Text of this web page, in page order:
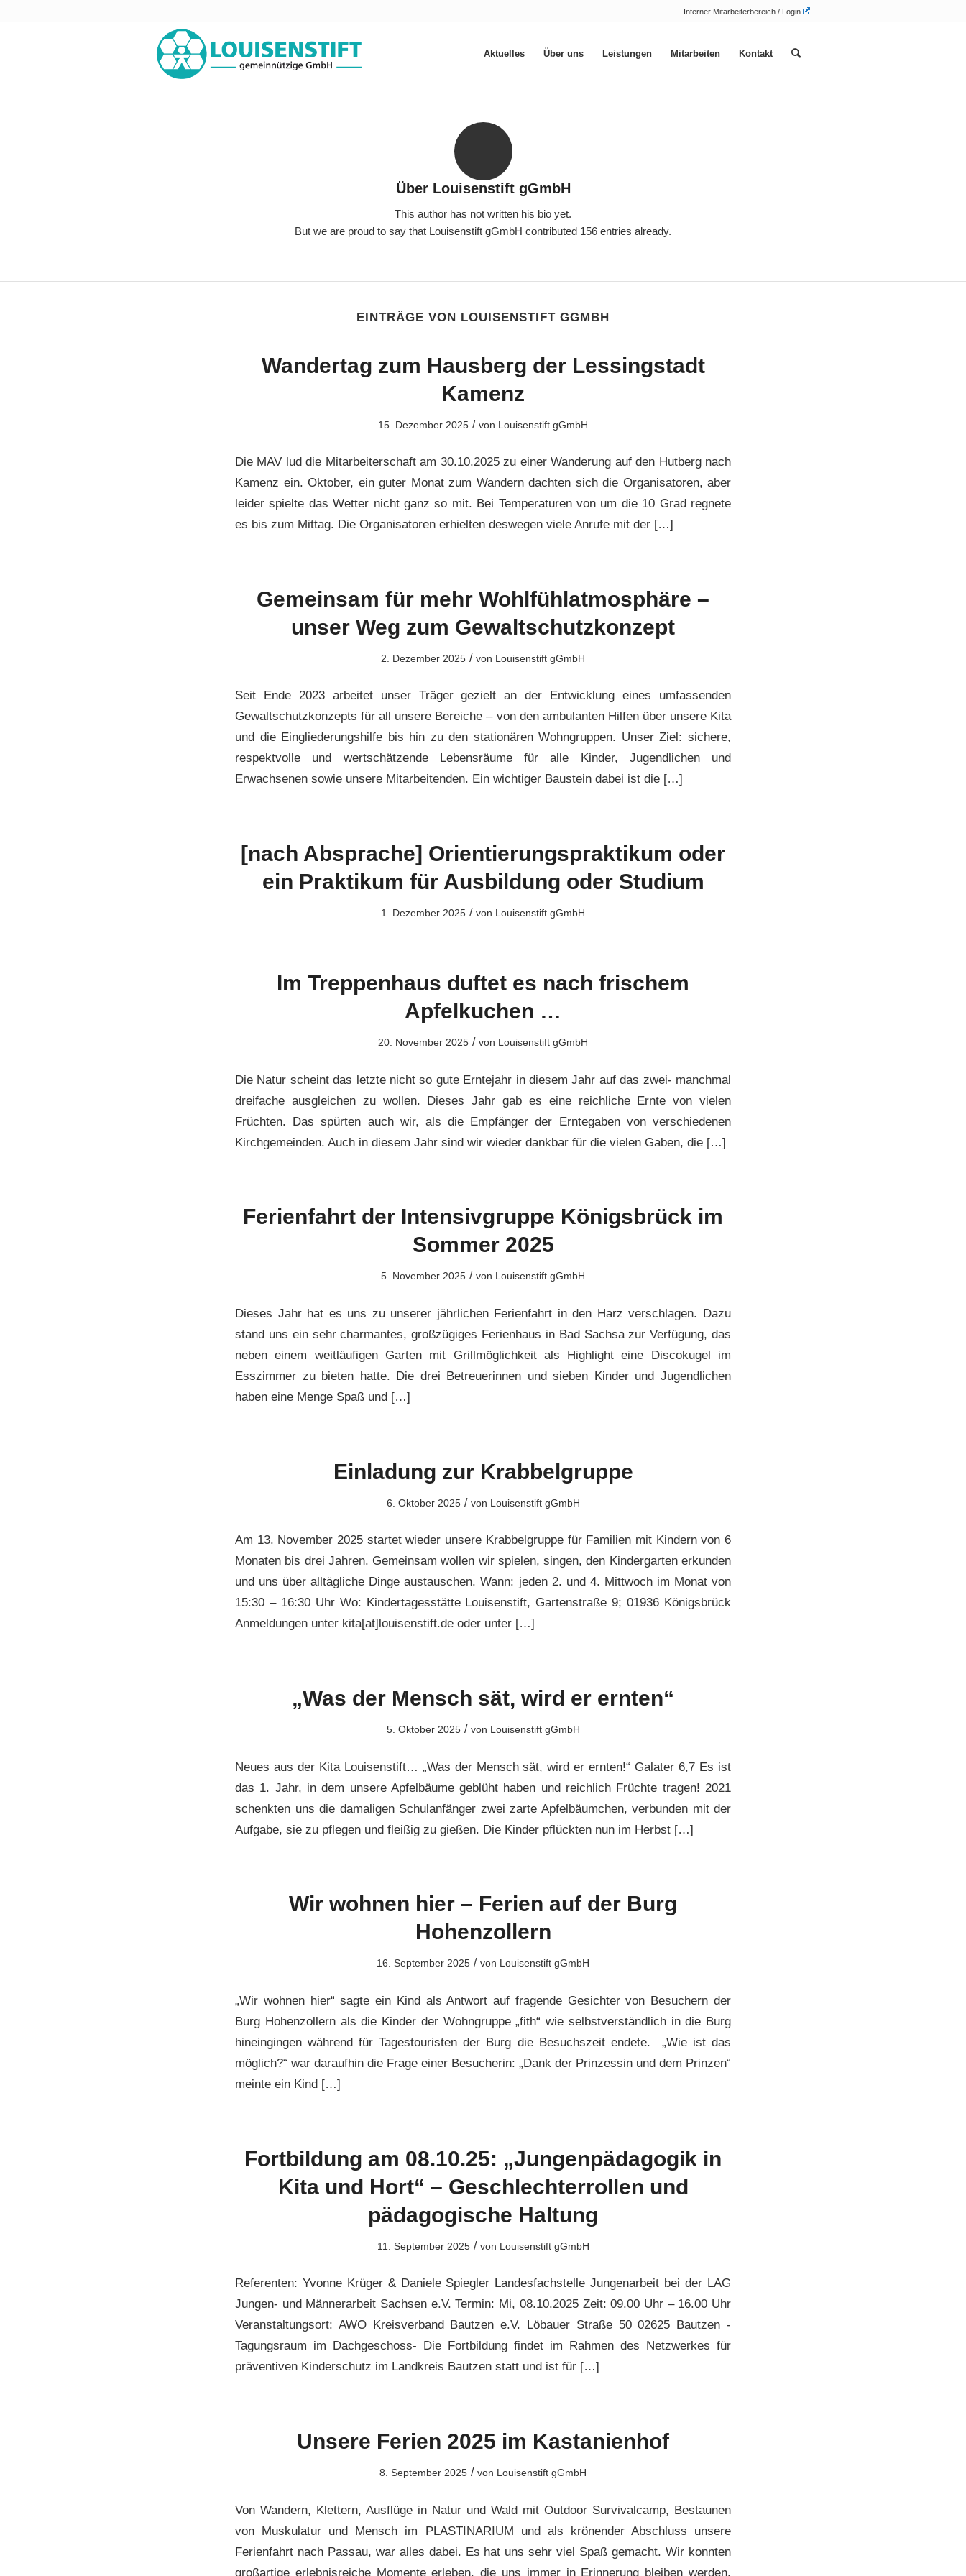
Interner Mitarbeiterbereich / Login
Aktuelles Über uns Leistungen Mitarbeiten Kontakt
Über Louisenstift gGmbH
This author has not written his bio yet.
But we are proud to say that Louisenstift gGmbH contributed 156 entries already.
EINTRÄGE VON LOUISENSTIFT GGMBH
Wandertag zum Hausberg der Lessingstadt
Kamenz
15. Dezember 2025 / von Louisenstift gGmbH
Die MAV lud die Mitarbeiterschaft am 30.10.2025 zu einer Wanderung auf den Hutberg nach
Kamenz ein. Oktober, ein guter Monat zum Wandern dachten sich die Organisatoren, aber
leider spielte das Wetter nicht ganz so mit. Bei Temperaturen von um die 10 Grad regnete
es bis zum Mittag. Die Organisatoren erhielten deswegen viele Anrufe mit der […]
Gemeinsam für mehr Wohlfühlatmosphäre –
unser Weg zum Gewaltschutzkonzept
2. Dezember 2025 / von Louisenstift gGmbH
Seit Ende 2023 arbeitet unser Träger gezielt an der Entwicklung eines umfassenden
Gewaltschutzkonzepts für all unsere Bereiche – von den ambulanten Hilfen über unsere Kita
und die Eingliederungshilfe bis hin zu den stationären Wohngruppen. Unser Ziel: sichere,
respektvolle und wertschätzende Lebensräume für alle Kinder, Jugendlichen und
Erwachsenen sowie unsere Mitarbeitenden. Ein wichtiger Baustein dabei ist die […]
[nach Absprache] Orientierungspraktikum oder
ein Praktikum für Ausbildung oder Studium
1. Dezember 2025 / von Louisenstift gGmbH
Im Treppenhaus duftet es nach frischem
Apfelkuchen …
20. November 2025 / von Louisenstift gGmbH
Die Natur scheint das letzte nicht so gute Erntejahr in diesem Jahr auf das zwei- manchmal
dreifache ausgleichen zu wollen. Dieses Jahr gab es eine reichliche Ernte von vielen
Früchten. Das spürten auch wir, als die Empfänger der Erntegaben von verschiedenen
Kirchgemeinden. Auch in diesem Jahr sind wir wieder dankbar für die vielen Gaben, die […]
Ferienfahrt der Intensivgruppe Königsbrück im
Sommer 2025
5. November 2025 / von Louisenstift gGmbH
Dieses Jahr hat es uns zu unserer jährlichen Ferienfahrt in den Harz verschlagen. Dazu
stand uns ein sehr charmantes, großzügiges Ferienhaus in Bad Sachsa zur Verfügung, das
neben einem weitläufigen Garten mit Grillmöglichkeit als Highlight eine Discokugel im
Esszimmer zu bieten hatte. Die drei Betreuerinnen und sieben Kinder und Jugendlichen
haben eine Menge Spaß und […]
Einladung zur Krabbelgruppe
6. Oktober 2025 / von Louisenstift gGmbH
Am 13. November 2025 startet wieder unsere Krabbelgruppe für Familien mit Kindern von 6
Monaten bis drei Jahren. Gemeinsam wollen wir spielen, singen, den Kindergarten erkunden
und uns über alltägliche Dinge austauschen. Wann: jeden 2. und 4. Mittwoch im Monat von
15:30 – 16:30 Uhr Wo: Kindertagesstätte Louisenstift, Gartenstraße 9; 01936 Königsbrück
Anmeldungen unter kita[at]louisenstift.de oder unter […]
„Was der Mensch sät, wird er ernten“
5. Oktober 2025 / von Louisenstift gGmbH
Neues aus der Kita Louisenstift… „Was der Mensch sät, wird er ernten!“ Galater 6,7 Es ist
das 1. Jahr, in dem unsere Apfelbäume geblüht haben und reichlich Früchte tragen! 2021
schenkten uns die damaligen Schulanfänger zwei zarte Apfelbäumchen, verbunden mit der
Aufgabe, sie zu pflegen und fleißig zu gießen. Die Kinder pflückten nun im Herbst […]
Wir wohnen hier – Ferien auf der Burg
Hohenzollern
16. September 2025 / von Louisenstift gGmbH
„Wir wohnen hier“ sagte ein Kind als Antwort auf fragende Gesichter von Besuchern der
Burg Hohenzollern als die Kinder der Wohngruppe „fith“ wie selbstverständlich in die Burg
hineingingen während für Tagestouristen der Burg die Besuchszeit endete. „Wie ist das
möglich?“ war daraufhin die Frage einer Besucherin: „Dank der Prinzessin und dem Prinzen“
meinte ein Kind […]
Fortbildung am 08.10.25: „Jungenpädagogik in
Kita und Hort“ – Geschlechterrollen und
pädagogische Haltung
11. September 2025 / von Louisenstift gGmbH
Referenten: Yvonne Krüger & Daniele Spiegler Landesfachstelle Jungenarbeit bei der LAG
Jungen- und Männerarbeit Sachsen e.V. Termin: Mi, 08.10.2025 Zeit: 09.00 Uhr – 16.00 Uhr
Veranstaltungsort: AWO Kreisverband Bautzen e.V. Löbauer Straße 50 02625 Bautzen -
Tagungsraum im Dachgeschoss- Die Fortbildung findet im Rahmen des Netzwerkes für
präventiven Kinderschutz im Landkreis Bautzen statt und ist für […]
Unsere Ferien 2025 im Kastanienhof
8. September 2025 / von Louisenstift gGmbH
Von Wandern, Klettern, Ausflüge in Natur und Wald mit Outdoor Survivalcamp, Bestaunen
von Muskulatur und Mensch im PLASTINARIUM und als krönender Abschluss unsere
Ferienfahrt nach Passau, war alles dabei. Es hat uns sehr viel Spaß gemacht. Wir konnten
großartige erlebnisreiche Momente erleben, die uns immer in Erinnerung bleiben werden.